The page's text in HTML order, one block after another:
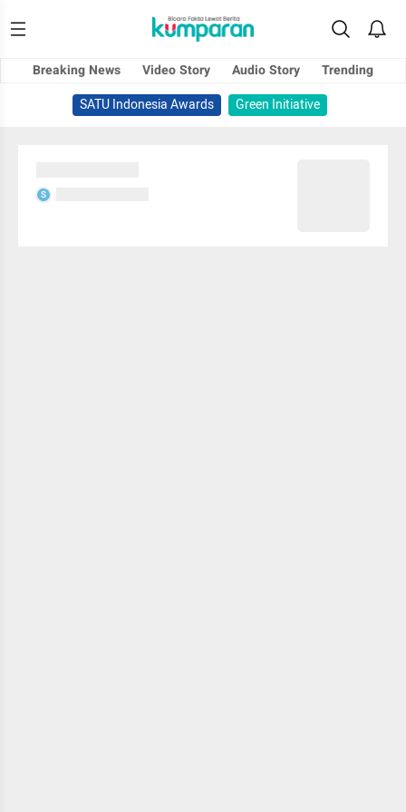
Breaking News Video Story Audio Story
Trending
SATU Indonesia Awards
Green Initiative
S